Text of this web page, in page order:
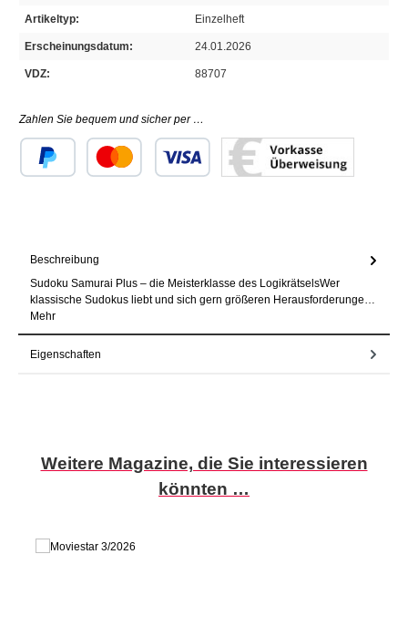
Artikeltyp: Einzelheft
Erscheinungsdatum: 24.01.2026
VDZ: 88707
Zahlen Sie bequem und sicher per …
Beschreibung
Sudoku Samurai Plus – die Meisterklasse des LogikrätselsWer
klassische Sudokus liebt und sich gern größeren Herausforderunge…
Mehr
Eigenschaften
Produktgalerie überspringen
Weitere Magazine, die Sie interessieren
könnten …